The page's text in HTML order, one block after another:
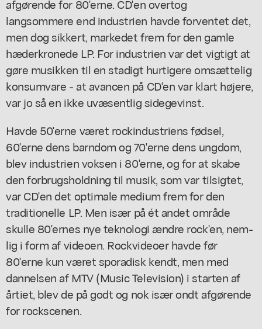
afgørende for 80'erne. CD'en overtog
langsommere end industrien havde forventet det,
men dog sikkert, markedet frem for den gamle
hæderkronede LP. For industrien var det vigtigt at
gøre musikken til en stadigt hurtigere omsættelig
konsumvare - at avancen på CD'en var klart højere,
var jo så en ikke uvæsentlig sidegevinst.
Havde 50'erne været rockindustriens fødsel,
60'erne dens barndom og 70'erne dens ungdom,
blev industrien voksen i 80'erne, og for at skabe
den forbrugsholdning til musik, som var tilsigtet,
var CD'en det optimale medium frem for den
traditionelle LP. Men især på ét andet område
skulle 80'ernes nye teknologi ændre rock'en, nem-
lig i form af videoen. Rockvideoer havde før
80'erne kun været sporadisk kendt, men med
dannelsen af MTV (Music Television) i starten af
årtiet, blev de på godt og nok især ondt afgørende
for rockscenen.